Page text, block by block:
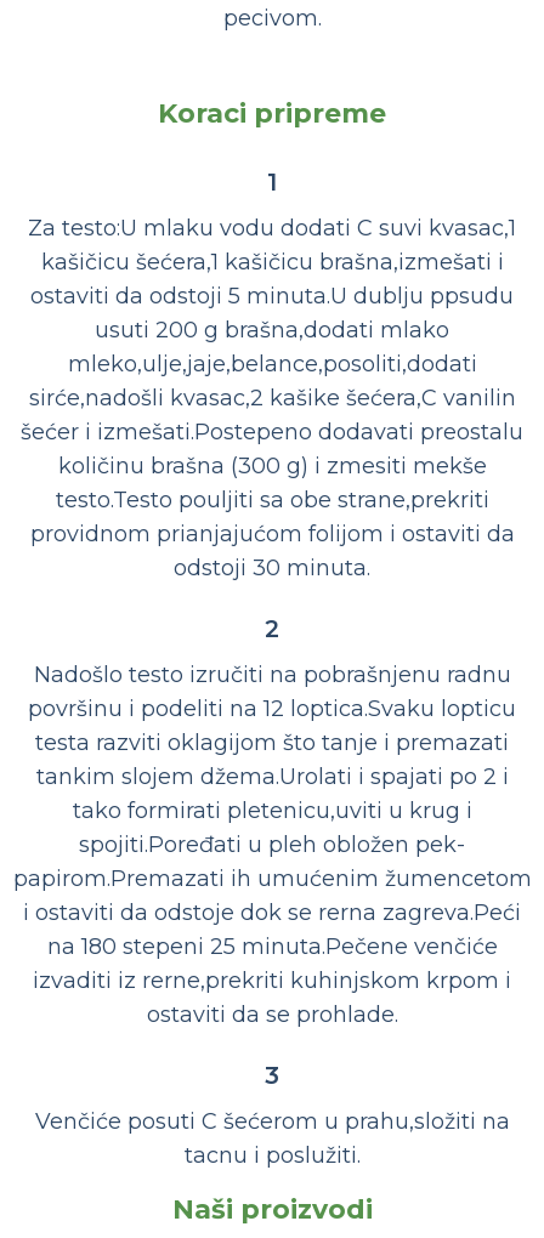
pecivom.
Koraci pripreme
1
Za testo:U mlaku vodu dodati C suvi kvasac,1
kašičicu šećera,1 kašičicu brašna,izmešati i
ostaviti da odstoji 5 minuta.U dublju ppsudu
usuti 200 g brašna,dodati mlako
mleko,ulje,jaje,belance,posoliti,dodati
sirće,nadošli kvasac,2 kašike šećera,C vanilin
šećer i izmešati.Postepeno dodavati preostalu
količinu brašna (300 g) i zmesiti mekše
testo.Testo pouljiti sa obe strane,prekriti
providnom prianjajućom folijom i ostaviti da
odstoji 30 minuta.
2
Nadošlo testo izručiti na pobrašnjenu radnu
površinu i podeliti na 12 loptica.Svaku lopticu
testa razviti oklagijom što tanje i premazati
tankim slojem džema.Urolati i spajati po 2 i
tako formirati pletenicu,uviti u krug i
spojiti.Poređati u pleh obložen pek-
papirom.Premazati ih umućenim žumencetom
i ostaviti da odstoje dok se rerna zagreva.Peći
na 180 stepeni 25 minuta.Pečene venčiće
izvaditi iz rerne,prekriti kuhinjskom krpom i
ostaviti da se prohlade.
3
Venčiće posuti C šećerom u prahu,složiti na
tacnu i poslužiti.
Naši proizvodi